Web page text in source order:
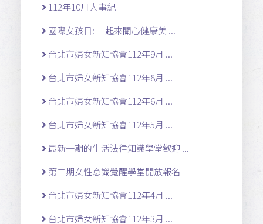
112年10月大事紀
國際女孩日: 一起來關心健康美 ...
台北市婦女新知協會112年9月 ...
台北市婦女新知協會112年8月 ...
台北市婦女新知協會112年6月 ...
台北市婦女新知協會112年5月 ...
最新一期的生活法律知識學堂歡迎 ...
第二期女性意識覺醒學堂開放報名
台北市婦女新知協會112年4月 ...
台北市婦女新知協會112年3月 ...